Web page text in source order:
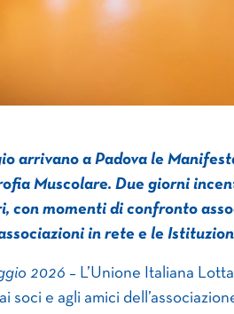
arrivano a Padova le
Muscolare. Due giorni
con momenti di confronto
in rete e le
2026 – L’Unione Italiana
soci e agli amici